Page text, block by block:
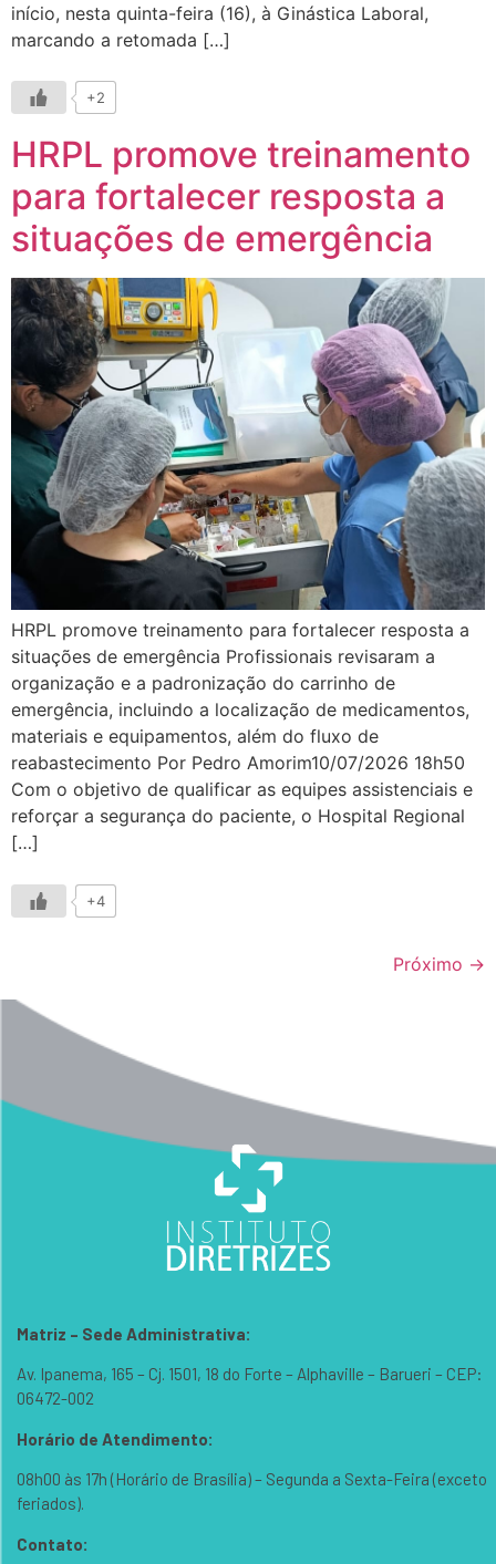
início, nesta quinta-feira (16), à Ginástica Laboral,
marcando a retomada […]
+2
HRPL promove treinamento
para fortalecer resposta a
situações de emergência
HRPL promove treinamento para fortalecer resposta a
situações de emergência Profissionais revisaram a
organização e a padronização do carrinho de
emergência, incluindo a localização de medicamentos,
materiais e equipamentos, além do fluxo de
reabastecimento Por Pedro Amorim10/07/2026 18h50
Com o objetivo de qualificar as equipes assistenciais e
reforçar a segurança do paciente, o Hospital Regional
[…]
+4
Próximo →
Matriz – Sede Administrativa:
Av. Ipanema, 165 – Cj. 1501, 18 do Forte – Alphaville – Barueri – CEP:
06472-002
Horário de Atendimento:
08h00 às 17h (Horário de Brasília) – Segunda a Sexta-Feira (exceto
feriados).
Contato: